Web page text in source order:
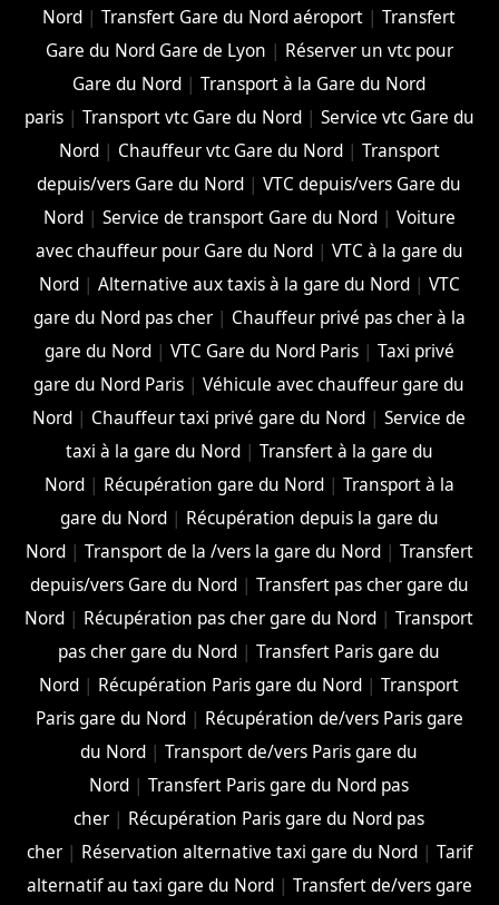
Nord |Transfert Gare du Nord aéroport |Transfert
Gare du Nord Gare de Lyon | Réserver un vtc pour
Gare du Nord |Transport à la Gare du Nord
paris| Transport vtc Gare du Nord| Service vtc Gare du
Nord| Chauffeur vtc Gare du Nord| Transport
depuis/vers Gare du Nord |VTC depuis/vers Gare du
Nord| Service de transport Gare du Nord| Voiture
avec chauffeur pour Gare du Nord| VTC à la gare du
Nord| Alternative aux taxis à la gare du Nord| VTC
gare du Nord pas cher| Chauffeur privé pas cher à la
gare du Nord| VTC Gare du Nord Paris| Taxi privé
gare du Nord Paris |Véhicule avec chauffeur gare du
Nord | Chauffeur taxi privé gare du Nord |Service de
taxi à la gare du Nord| Transfert à la gare du
Nord| Récupération gare du Nord| Transport à la
gare du Nord| Récupération depuis la gare du
Nord| Transport de la /vers la gare du Nord| Transfert
depuis/vers Gare du Nord| Transfert pas cher gare du
Nord | Récupération pas cher gare du Nord |Transport
pas cher gare du Nord |Transfert Paris gare du
Nord | Récupération Paris gare du Nord |Transport
Paris gare du Nord| Récupération de/vers Paris gare
du Nord |Transport de/vers Paris gare du
Nord |Transfert Paris gare du Nord pas
cher | Récupération Paris gare du Nord pas
cher| Réservation alternative taxi gare du Nord| Tarif
alternatif au taxi gare du Nord| Transfert de/vers gare